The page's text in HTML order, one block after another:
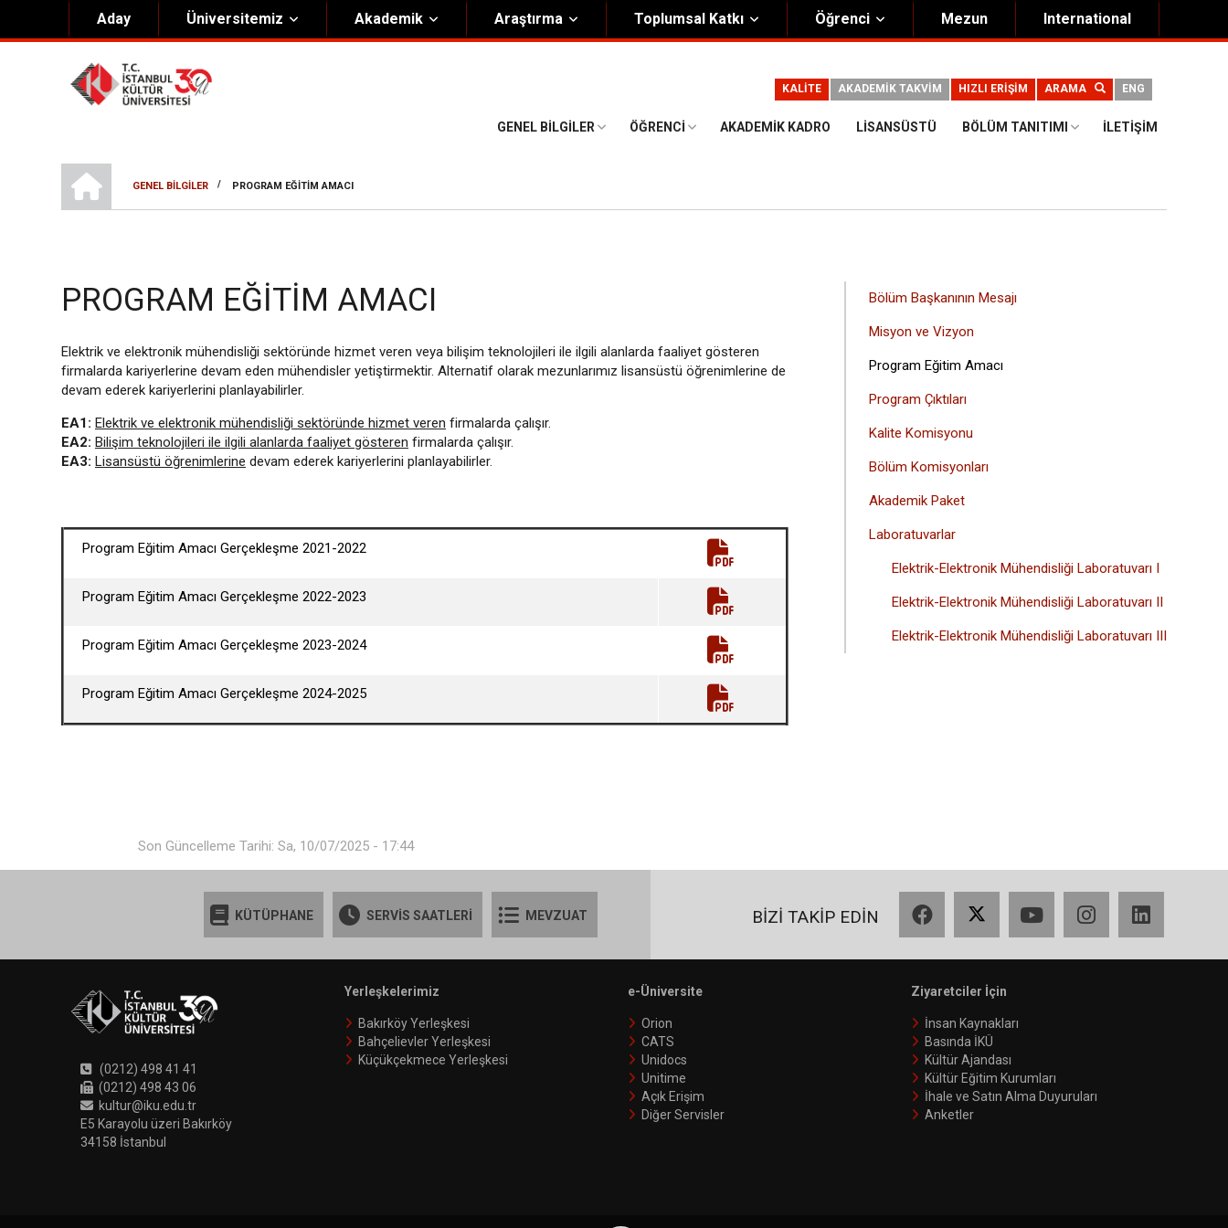
Aday Üniversitemiz
Hakkımızda
Genel Bilgiler
Misyon & Vizyon
İKÜ Ödülleri
Mevzuat
Akademik Araştırma Toplumsal Katkı Öğrenci Mezun International
ENG
ARAMA
HIZLI ERİŞİM
AKADEMİK TAKVİM
KALİTE
GENEL BILGILER ÖĞRENCI AKADEMIK KADRO LISANSÜSTÜ BÖLÜM TANITIMI İLETIŞIM
SAYFA
GENEL BILGILER
/ PROGRAM EĞITIM AMACI
PROGRAM EĞITIM AMACI
Elektrik ve elektronik mühendisliği sektöründe hizmet veren veya bilişim teknolojileri ile ilgili alanlarda faaliyet gösteren
firmalarda kariyerlerine devam eden mühendisler yetiştirmektir. Alternatif olarak mezunlarımız lisansüstü öğrenimlerine de
devam ederek kariyerlerini planlayabilirler.
EA1: Elektrik ve elektronik mühendisliği sektöründe hizmet veren firmalarda çalışır.
EA2: Bilişim teknolojileri ile ilgili alanlarda faaliyet gösteren firmalarda çalışır.
EA3: Lisansüstü öğrenimlerine devam ederek kariyerlerini planlayabilirler.
Program Eğitim Amacı Gerçekleşme 2021-2022
Program Eğitim Amacı Gerçekleşme 2022-2023
Program Eğitim Amacı Gerçekleşme 2023-2024
Program Eğitim Amacı Gerçekleşme 2024-2025
ANA
MENÜSÜ
Bölüm Başkanının Mesajı
Misyon ve Vizyon
Program Eğitim Amacı
Program Çıktıları
Kalite Komisyonu
Bölüm Komisyonları
Akademik Paket
Laboratuvarlar
Elektrik-Elektronik Mühendisliği Laboratuvarı I
Elektrik-Elektronik Mühendisliği Laboratuvarı II
Elektrik-Elektronik Mühendisliği Laboratuvarı III
Son Güncelleme Tarihi: Sa, 10/07/2025 - 17:44
KÜTÜPHANE SERVİS SAATLERİ MEVZUAT BİZİ TAKİP EDİN
(0212) 498 41 41
(0212) 498 43 06
kultur@iku.edu.tr
E5 Karayolu üzeri Bakırköy
34158 İstanbul
Yerleşkelerimiz
Bakırköy Yerleşkesi
Bahçelievler Yerleşkesi
Küçükçekmece Yerleşkesi
e-Üniversite
Orion
CATS
Unidocs
Unitime
Açık Erişim
Diğer Servisler
Ziyaretciler İçin
İnsan Kaynakları
Basında İKÜ
Kültür Ajandası
Kültür Eğitim Kurumları
İhale ve Satın Alma Duyuruları
Anketler